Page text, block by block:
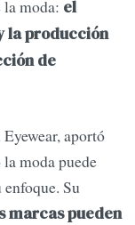
moda: el
la producción
de
aportó
moda puede
Su
marcas pueden